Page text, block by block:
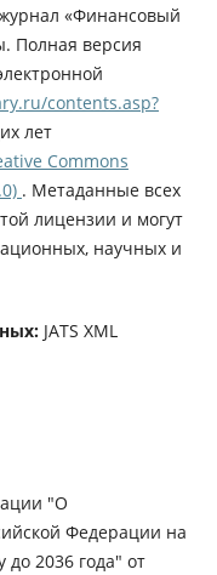
«Финансовый
Полная версия
contents.asp?
лет
Commons
. Метаданные всех
лицензии и могут
научных и
JATS XML
"О
Федерации на
до 2036 года" от